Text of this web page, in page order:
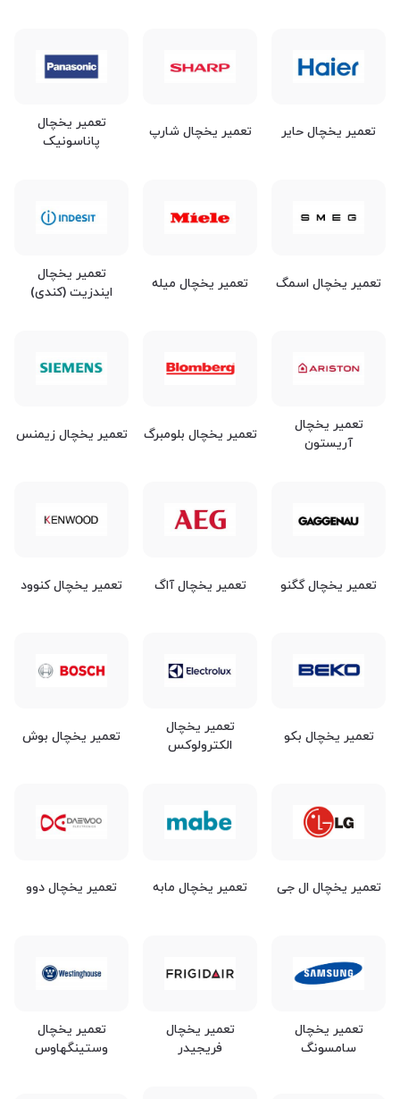
تعمیر یخچال حایر تعمیر یخچال شارپ
تعمیر یخچال
پاناسونیک
تعمیر یخچال اسمگ تعمیر یخچال میله
تعمیر یخچال
ایندزیت (کندی)
تعمیر یخچال
آریستون
تعمیر یخچال بلومبرگ تعمیر یخچال زیمنس
تعمیر یخچال گگنو تعمیر یخچال آاگ تعمیر یخچال کنوود
تعمیر یخچال بکو
تعمیر یخچال
الکترولوکس
تعمیر یخچال بوش
تعمیر یخچال ال جی تعمیر یخچال مابه تعمیر یخچال دوو
تعمیر یخچال
سامسونگ
تعمیر یخچال
فریجیدر
تعمیر یخچال
وستینگهاوس